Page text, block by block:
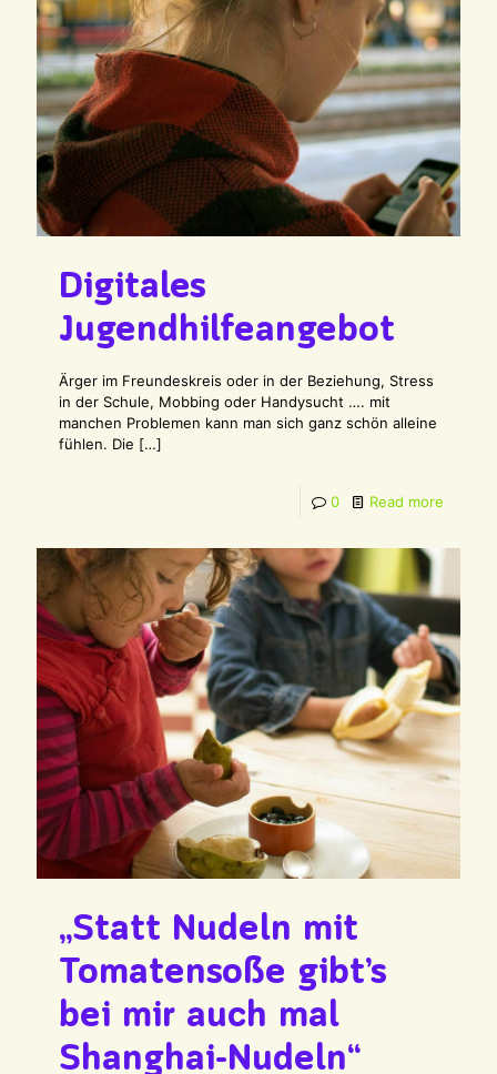
Digitales
Jugendhilfeangebot
Ärger im Freundeskreis oder in der Beziehung, Stress
in der Schule, Mobbing oder Handysucht …. mit
manchen Problemen kann man sich ganz schön alleine
fühlen. Die […]
0 Read more
„Statt Nudeln mit
Tomatensoße gibt’s
bei mir auch mal
Shanghai-Nudeln“